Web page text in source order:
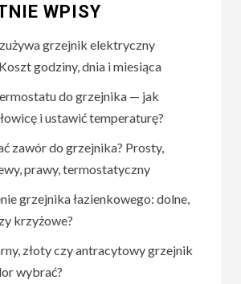
WPISY
grzejnik elektryczny
godziny, dnia i miesiąca
do grzejnika — jak
i ustawić temperaturę?
zawór do grzejnika? Prosty,
prawy, termostatyczny
grzejnika łazienkowego: dolne,
krzyżowe?
złoty czy antracytowy grzejnik
wybrać?